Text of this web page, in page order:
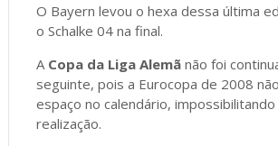
O Bayern levou o hexa dessa última
o Schalke 04 na final.
A Copa da Liga Alemãnão foi
seguinte, pois a Eurocopa de 2008
espaço no calendário, impossibilitando
realização.